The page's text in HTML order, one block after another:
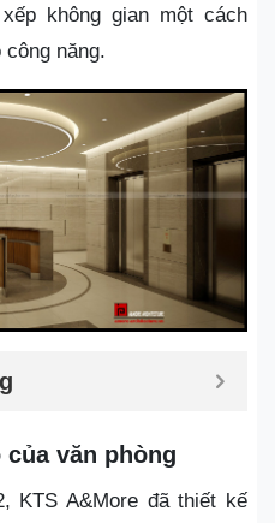
không gian một cách
công năng.
của văn phòng
KTS A&More đã thiết kế